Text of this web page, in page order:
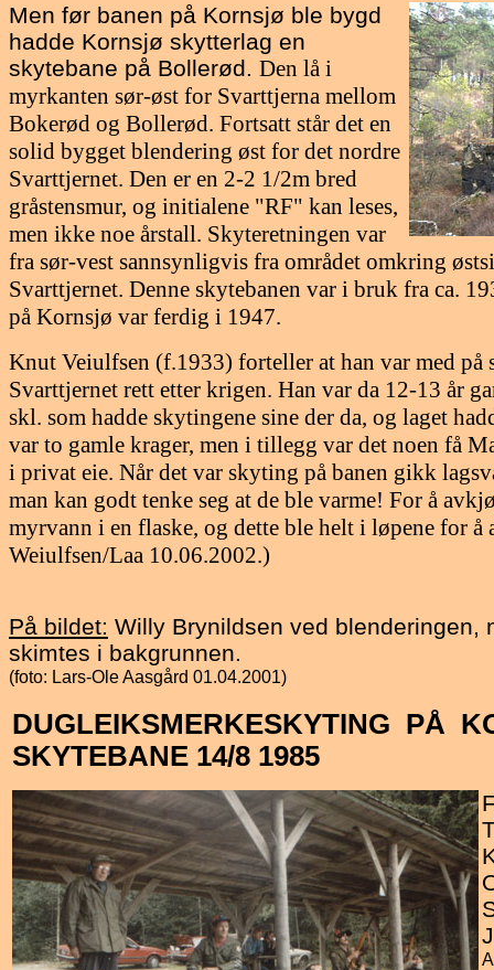
Men før banen på Kornsjø ble bygd
hadde Kornsjø skytterlag en
skytebane på Bollerød. Den lå i
myrkanten sør-øst for Svarttjerna mellom
Bokerød og Bollerød. Fortsatt står det en
solid bygget blendering øst for det nordre
Svarttjernet. Den er en 2-2 1/2m bred
gråstensmur, og initialene "RF" kan leses,
men ikke noe årstall. Skyteretningen var
fra sør-vest sannsynligvis fra området omkring
Svarttjernet. Denne skytebanen var i bruk fra ca.
på Kornsjø var ferdig i 1947.
Knut Veiulfsen (f.1933) forteller at han var med på
Svarttjernet rett etter krigen. Han var da 12-13 år
skl. som hadde skytingene sine der da, og laget
var to gamle krager, men i tillegg var det noen få
i privat eie. Når det var skyting på banen gikk
man kan godt tenke seg at de ble varme! For å
myrvann i en flaske, og dette ble helt i løpene for
Weiulfsen/Laa 10.06.2002.)
På bildet: Willy Brynildsen ved blenderingen,
skimtes i bakgrunnen.
(foto: Lars-Ole Aasgård 01.04.2001)
DUGLEIKSMERKESKYTING PÅ
SKYTEBANE 14/8 1985